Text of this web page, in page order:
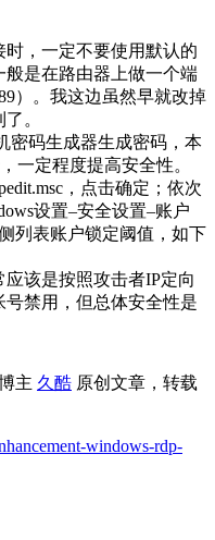
，一定不要使用默认的
般是在路由器上做一个端
）。我这边虽然早就改掉
。
密码生成器生成密码，本
一定程度提高安全性。
，点击确定；依次
设置–安全设置–账户
列表账户锁定阈值，如下
该是按照攻击者IP定向
禁用，但总体安全性是
主 久酷 原创文章，转载
windows-rdp-